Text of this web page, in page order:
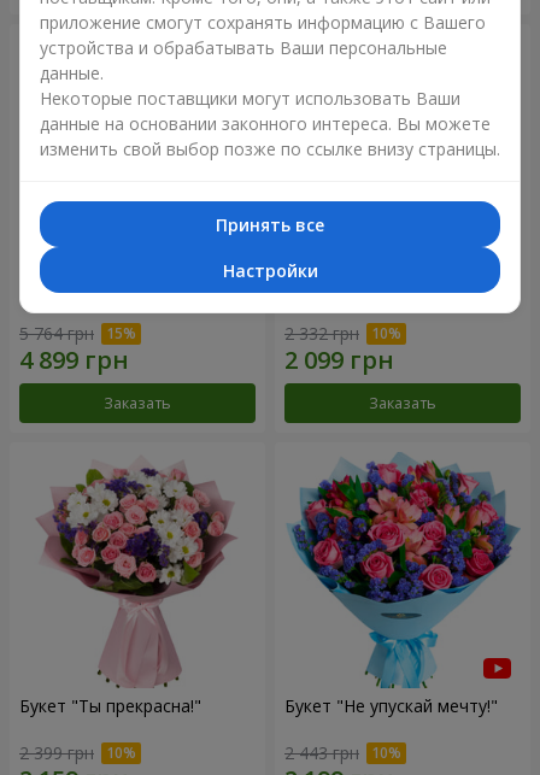
51 белая хризантема
5 764 грн
Заказать
Романтический букет
2 332 грн
Заказать
Букет "Ты прекрасна!"
2 399 грн
Букет "Не упускай мечту!"
2 443 грн
приложение смогут сохранять информацию с Вашего
устройства и обрабатывать Ваши персональные
данные.
Некоторые поставщики могут использовать Ваши
данные на основании законного интереса. Вы можете
изменить свой выбор позже по ссылке внизу страницы.
Принять все
Настройки